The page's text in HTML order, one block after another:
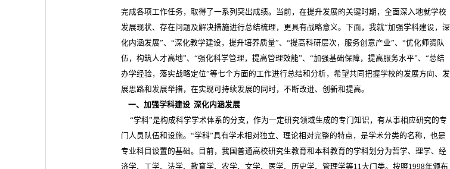
完成各项工作任务，取得了一系列突出成绩。当前，在提升发展的关键时期，全面深入地就学校
发展现状、存在问题及解决措施进行总结梳理，更具有战略意义。下面，我就“加强学科建设，深
化内涵发展”、“深化教学建设，提升培养质量”、“提高科研层次，服务创意产业”、“优化师资队
伍，构筑人才高地”、“强化科学管理，提高管理效能”、“加强基础保障，提高服务水平”、“总结
办学经验，落实战略定位”等七个方面的工作进行总结和分析，希望共同把握学校的发展方向、发
展思路和发展举措，在实现可持续发展的同时，不断改进、创新和提高。
一、加强学科建设 深化内涵发展
“学科”是构成科学学术体系的分支，作为一定研究领域生成的专门知识，有从事相应研究的专
门人员队伍和设施。“学科”具有学术相对独立、理论相对完整的特点，是学术分类的名称，也是
专业科目设置的基础。目前，我国普通高校研究生教育和本科教育的学科划分为哲学、理学、经
济学、工学、法学、教育学、农学、文学、医学、历史学、管理学等11大门类。按照1998年颁布